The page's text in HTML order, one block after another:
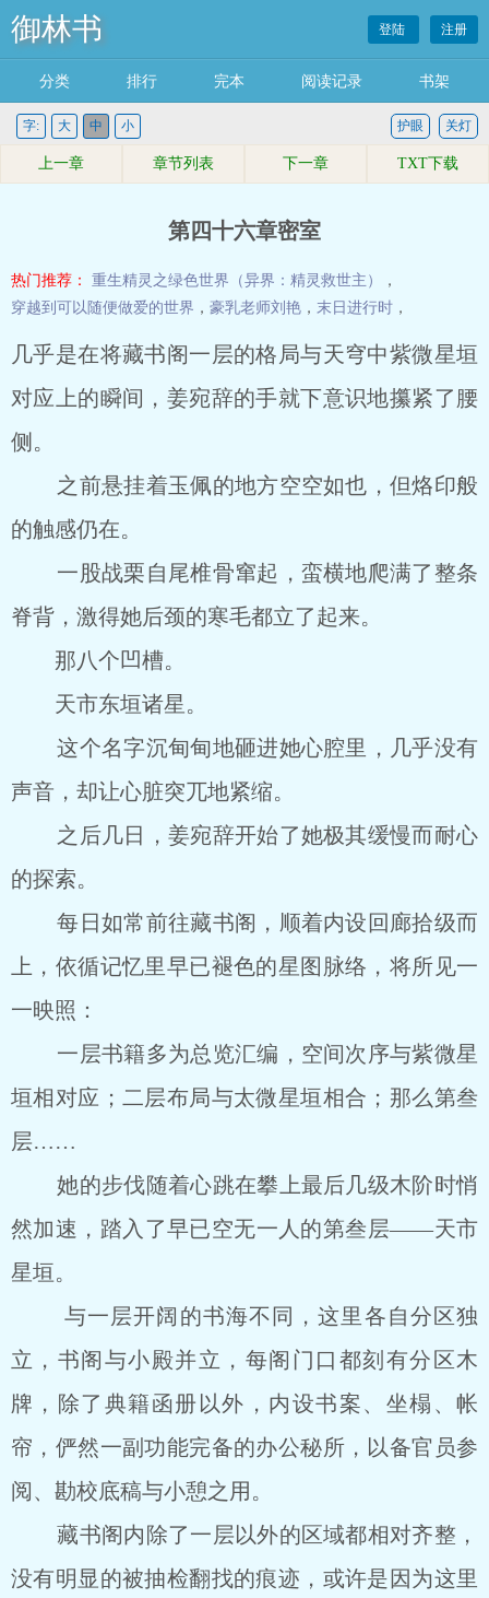
御林书 登陆 注册
分类 排行 完本 阅读记录 书架
字: 大 中 小 关灯
护眼
上一章 章节列表 下一章 TXT下载
第四十六章密室
热门推荐： 重生精灵之绿色世界（异界：精灵救世主）
，
穿越到可以随便做爱的世界 ， 豪乳老师刘艳 ， 末日进行时 ，
几乎是在将藏书阁一层的格局与天穹中紫微星垣
对应上的瞬间，姜宛辞的手就下意识地攥紧了腰
侧。
之前悬挂着玉佩的地方空空如也，但烙印般
的触感仍在。
一股战栗自尾椎骨窜起，蛮横地爬满了整条
脊背，激得她后颈的寒毛都立了起来。
那八个凹槽。
天市东垣诸星。
这个名字沉甸甸地砸进她心腔里，几乎没有
声音，却让心脏突兀地紧缩。
之后几日，姜宛辞开始了她极其缓慢而耐心
的探索。
每日如常前往藏书阁，顺着内设回廊拾级而
上，依循记忆里早已褪色的星图脉络，将所见一
一映照：
一层书籍多为总览汇编，空间次序与紫微星
垣相对应；二层布局与太微星垣相合；那么第叁
层……
她的步伐随着心跳在攀上最后几级木阶时悄
然加速，踏入了早已空无一人的第叁层――天市
星垣。
与一层开阔的书海不同，这里各自分区独
立，书阁与小殿并立，每阁门口都刻有分区木
牌，除了典籍函册以外，内设书案、坐榻、帐
帘，俨然一副功能完备的办公秘所，以备官员参
阅、勘校底稿与小憩之用。
藏书阁内除了一层以外的区域都相对齐整，
没有明显的被抽检翻找的痕迹，或许是因为这里